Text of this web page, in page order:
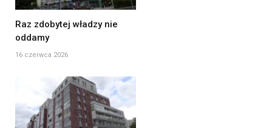
Raz zdobytej władzy nie
oddamy
16 czerwca 2026